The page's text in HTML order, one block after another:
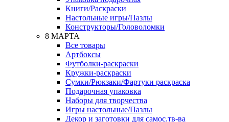
Книги/Раскраски
Настольные игры/Пазлы
Конструкторы/Головоломки
8 МАРТА
Все товары
Артбоксы
Футболки-раскраски
Кружки-раскраски
Сумки/Рюкзаки/Фартуки раскраска
Подарочная упаковка
Наборы для творчества
Игры настольные/Пазлы
Декор и заготовки для самос.тв-ва